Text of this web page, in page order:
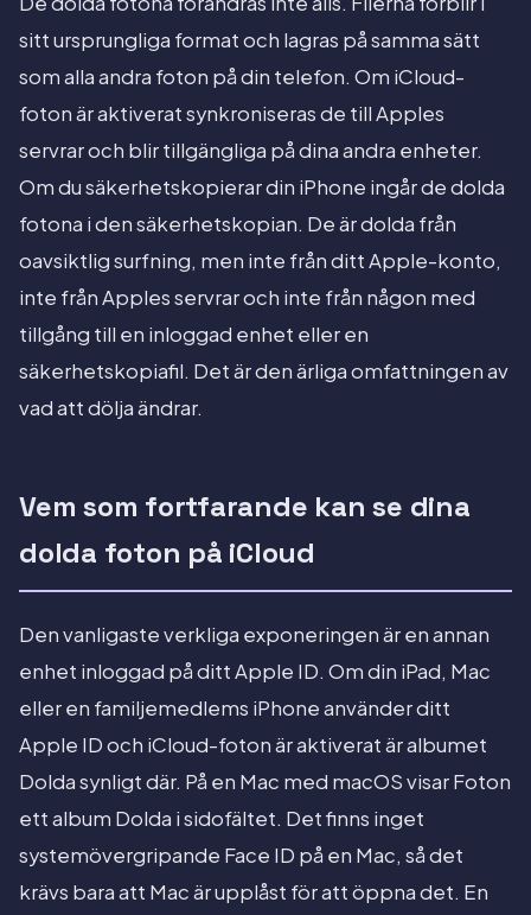
sitt ursprungliga format och lagras på samma sätt
som alla andra foton på din telefon. Om iCloud-
foton är aktiverat synkroniseras de till Apples
servrar och blir tillgängliga på dina andra enheter.
Om du säkerhetskopierar din iPhone ingår de dolda
fotona i den säkerhetskopian. De är dolda från
oavsiktlig surfning, men inte från ditt Apple-konto,
inte från Apples servrar och inte från någon med
tillgång till en inloggad enhet eller en
säkerhetskopiafil. Det är den ärliga omfattningen av
vad att dölja ändrar.
Vem som fortfarande kan se dina
dolda foton på iCloud
Den vanligaste verkliga exponeringen är en annan
enhet inloggad på ditt Apple ID. Om din iPad, Mac
eller en familjemedlems iPhone använder ditt
Apple ID och iCloud-foton är aktiverat är albumet
Dolda synligt där. På en Mac med macOS visar Foton
ett album Dolda i sidofältet. Det finns inget
systemövergripande Face ID på en Mac, så det
krävs bara att Mac är upplåst för att öppna det. En